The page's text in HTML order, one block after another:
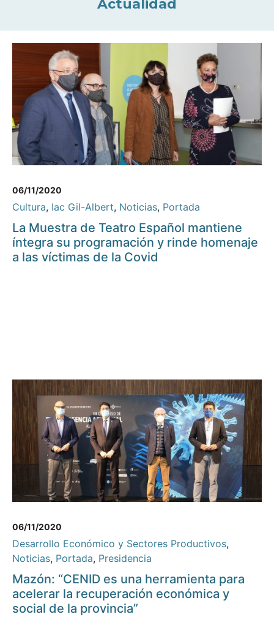
Actualidad
06/11/2020
Cultura, Iac Gil-Albert, Noticias, Portada
La Muestra de Teatro Español mantiene
íntegra su programación y rinde homenaje
a las víctimas de la Covid
06/11/2020
Desarrollo Económico y Sectores Productivos,
Noticias, Portada, Presidencia
Mazón: “CENID es una herramienta para
acelerar la recuperación económica y
social de la provincia”